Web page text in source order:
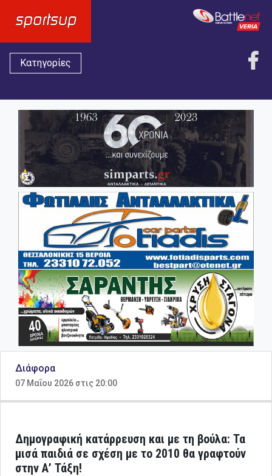
Κατηγορίες
Διάφορα
07 Μαΐου 2026 στις 20:00
Δημογραφική κατάρρευση και με τη βούλα: Τα
μισά παιδιά σε σχέση με το 2010 θα γραφτούν
στην Α’ Τάξη!